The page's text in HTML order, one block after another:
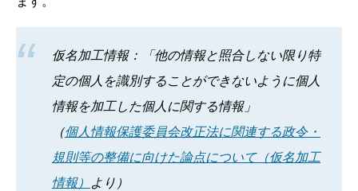
仮名加工情報：「他の情報と照合しない限り特
定の個人を識別することができないように個人
情報を加工した個人に関する情報」
（個人情報保護委員会改正法に関連する政令・
規則等の整備に向けた論点について（仮名加工
情報）
より）